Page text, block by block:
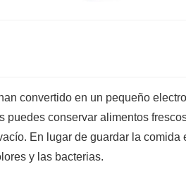
convertido en un pequeño
puedes conservar alimentos
En lugar de guardar la
y las bacterias.